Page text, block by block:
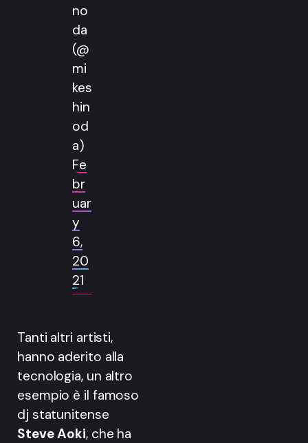
no
da
(@
mi
kes
hin
od
a)
Fe
br
uar
y
6,
20
21
Tanti altri artisti,
hanno aderito alla
tecnologia, un altro
esempio è il famoso
dj statunitense
Steve Aoki, che ha